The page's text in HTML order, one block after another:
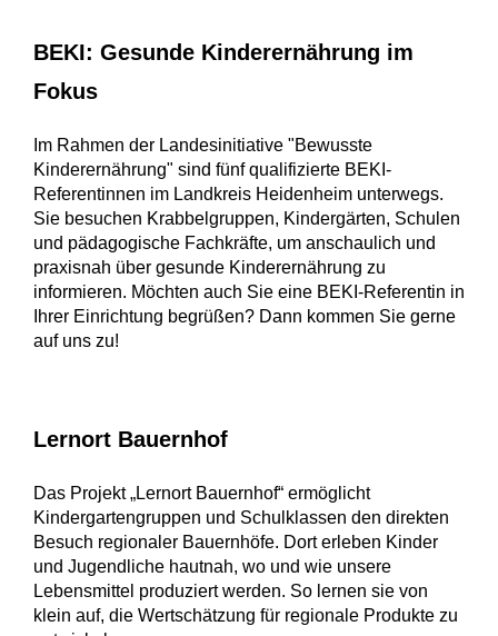
BEKI: Gesunde Kinderernährung im
Fokus
Im Rahmen der Landesinitiative "Bewusste
Kinderernährung" sind fünf qualifizierte BEKI-
Referentinnen im Landkreis Heidenheim unterwegs.
Sie besuchen Krabbelgruppen, Kindergärten, Schulen
und pädagogische Fachkräfte, um anschaulich und
praxisnah über gesunde Kinderernährung zu
informieren. Möchten auch Sie eine BEKI-Referentin in
Ihrer Einrichtung begrüßen? Dann kommen Sie gerne
auf uns zu!
Lernort Bauernhof
Das Projekt „Lernort Bauernhof“ ermöglicht
Kindergartengruppen und Schulklassen den direkten
Besuch regionaler Bauernhöfe. Dort erleben Kinder
und Jugendliche hautnah, wo und wie unsere
Lebensmittel produziert werden. So lernen sie von
klein auf, die Wertschätzung für regionale Produkte zu